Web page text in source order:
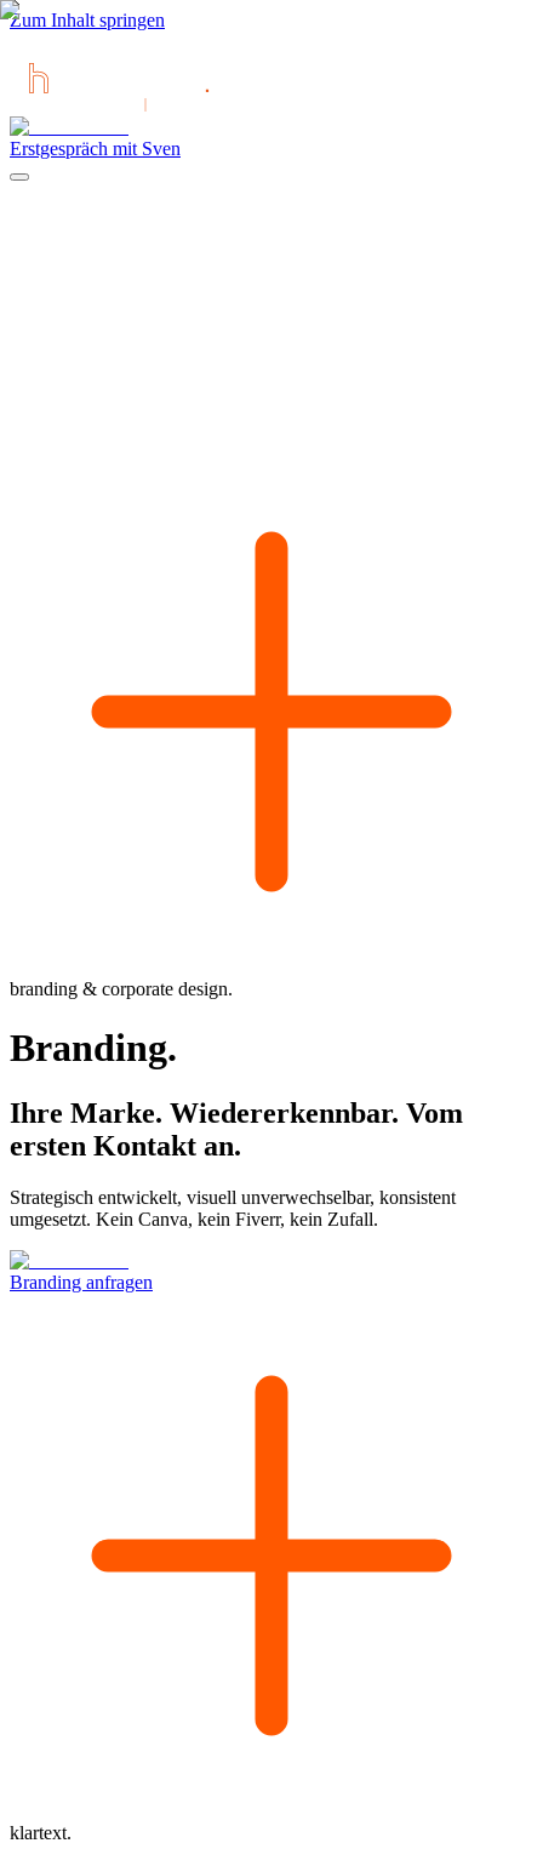
Zum Inhalt springen
Erstgespräch mit Sven
branding & corporate design.
Branding.
Ihre Marke. Wiedererkennbar. Vom
ersten Kontakt an.
Strategisch entwickelt, visuell unverwechselbar, konsistent
umgesetzt. Kein Canva, kein Fiverr, kein Zufall.
Branding anfragen
klartext.